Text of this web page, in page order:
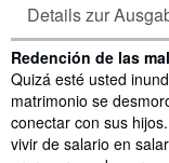
Details zur
Inhaltsangabe
Redención de las
Quizá esté usted
matrimonio se
conectar con sus
vivir de salario en